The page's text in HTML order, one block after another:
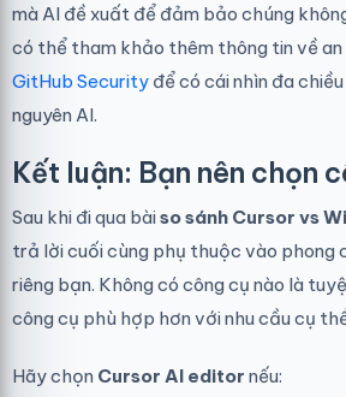
mà AI đề xuất để đảm bảo chúng
có thể tham khảo thêm thông tin về
GitHub Security để có cái nhìn đa
nguyên AI.
Kết luận: Bạn nên chọn
Sau khi đi qua bàiso sánh Cursor vs
trả lời cuối cùng phụ thuộc vào phong
riêng bạn. Không có công cụ nào là
công cụ phù hợp hơn với nhu cầu cụ
Hãy chọn Cursor AI editor nếu: